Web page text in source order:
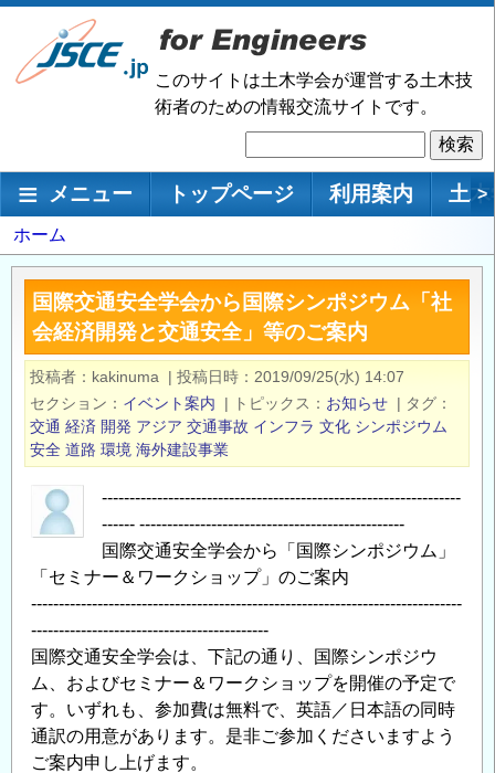
メ
ン
移
このサイトは土木学会が運営する土木技
術者のための情報交流サイトです。
索
メインナビゲーション
メニュー トップページ 利用案内 土 >
パ
ン
く
ず
ホーム
国際交通安全学会から国際シンポジウム「社
会経済開発と交通安全」等のご案内
投稿者 kakinuma | 投稿日時
2019/09/25(水) 14:07
セクション
イベント案内 | トピックス お知らせ | タグ
交通 経済 開発 アジア 交通事故 インフラ 文化 シンポジウム
安全 道路 環境 海外建設事業
-----------------------------------------------------------------
------ ------------------------------------------------
国際交通安全学会から「国際シンポジウム」
「セミナー＆ワークショップ」のご案内
------------------------------------------------------------------------------
-------------------------------------------
国際交通安全学会は、下記の通り、国際シンポジウ
ム、およびセミナー＆ワークショップを開催の予定で
す。いずれも、参加費は無料で、英語／日本語の同時
通訳の用意があります。是非ご参加くださいますよう
ご案内申し上げます。